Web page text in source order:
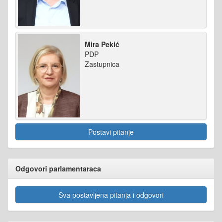
Mira Pekić
PDP
Zastupnica
Postavi pitanje
Odgovori parlamentaraca
Sva postavljena pitanja i odgovori